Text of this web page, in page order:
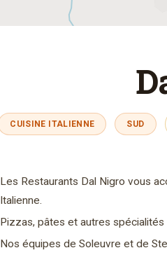
CUISINE ITALIENNE SUD
Les Restaurants Dal Nigro vous
Italienne.
Pizzas, pâtes et autres
Nos équipes de Soleuvre et de